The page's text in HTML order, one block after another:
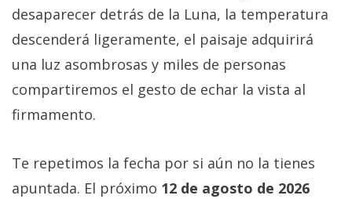
desaparecer detrás de la Luna, la temperatura
descenderá ligeramente, el paisaje adquirirá
una luz asombrosas y miles de personas
compartiremos el gesto de echar la vista al
firmamento.
Te repetimos la fecha por si aún no la tienes
apuntada. El próximo 12 de agosto de 2026